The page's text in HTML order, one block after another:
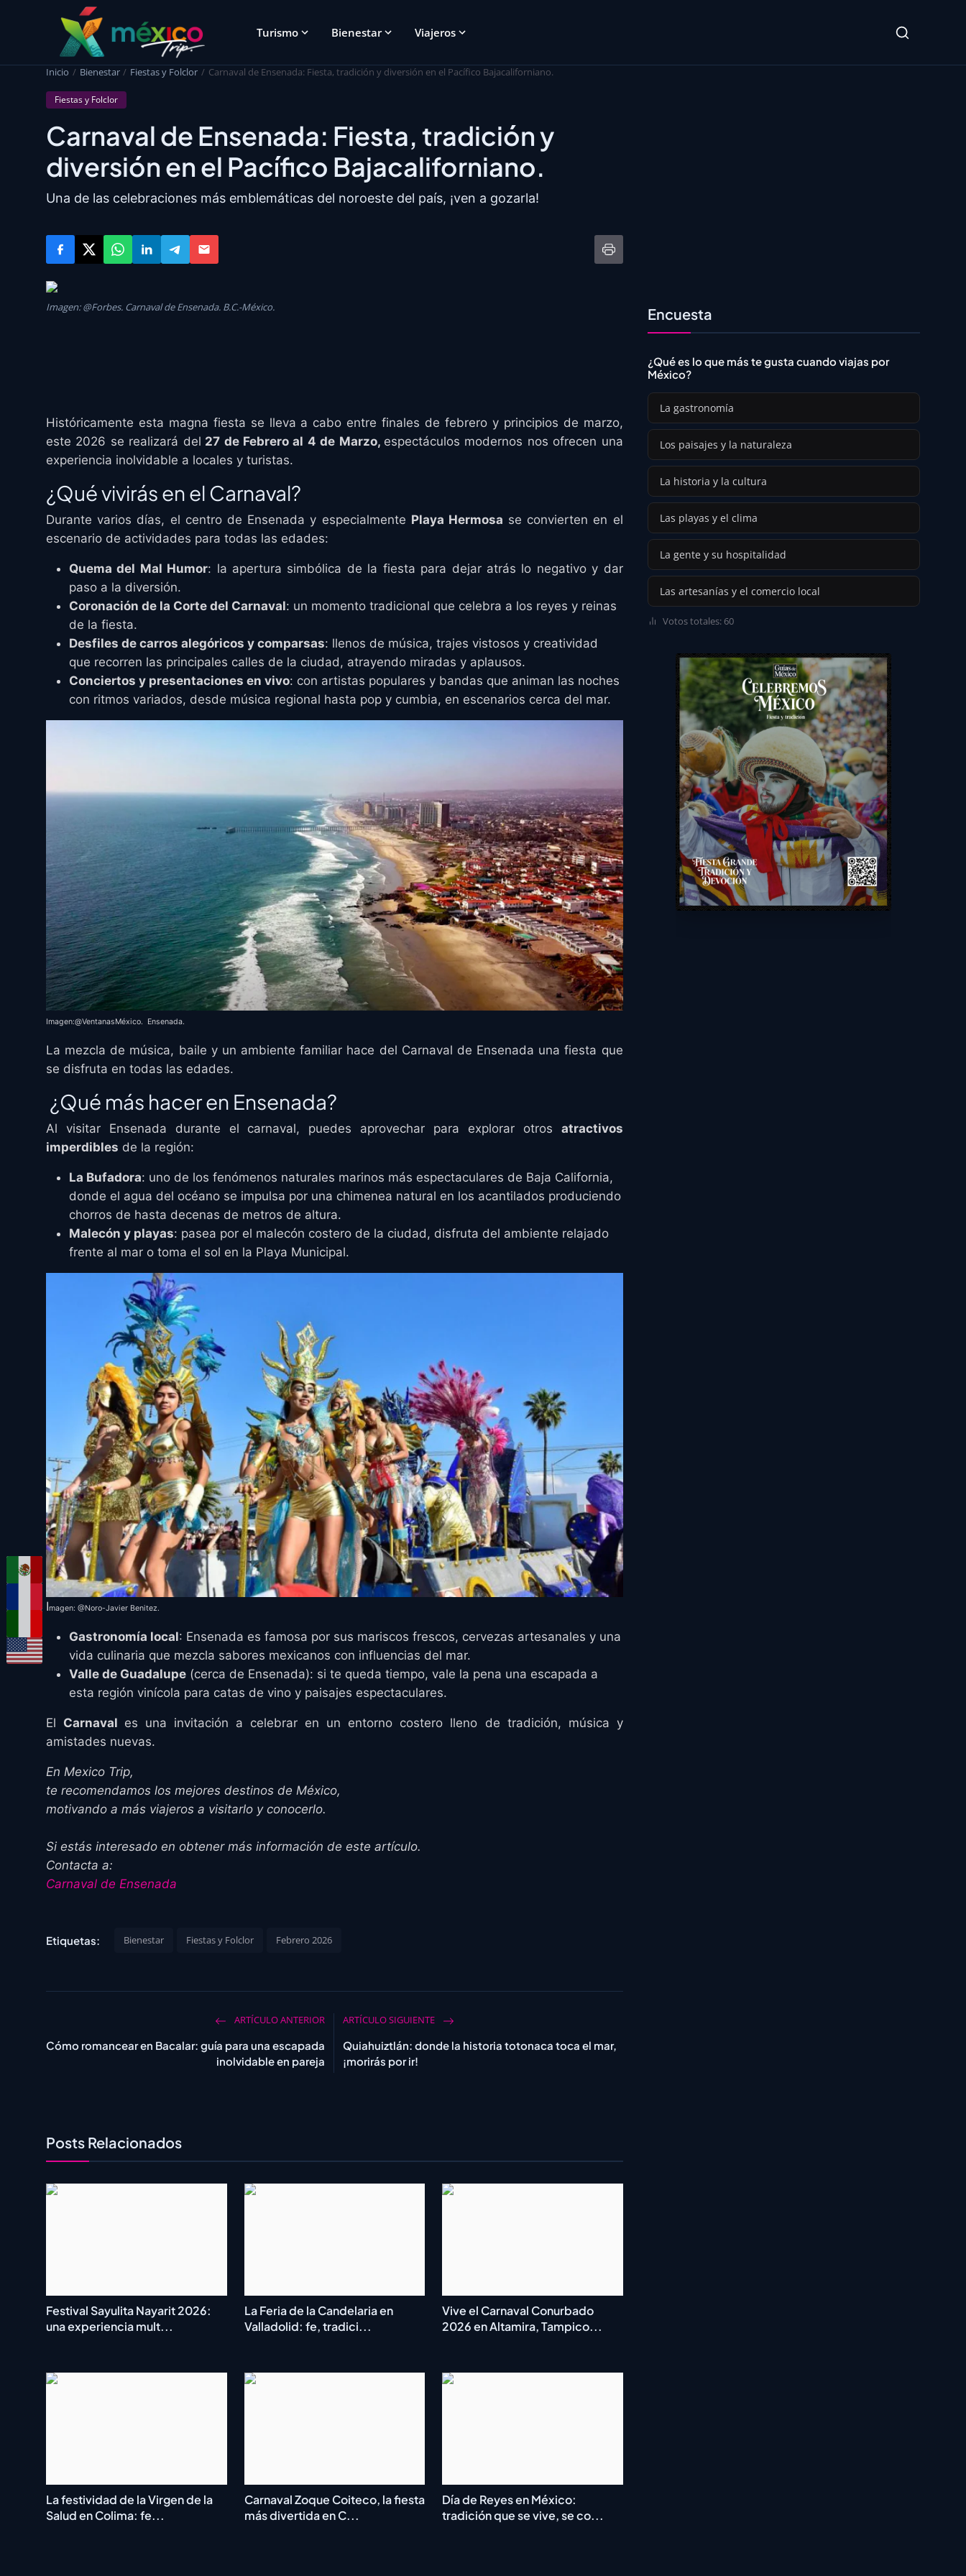
Turismo Bienestar Viajeros
Inicio Bienestar Fiestas y Folclor Carnaval de Ensenada: Fiesta, tradición y diversión en el Pacífico Bajacaliforniano.
Fiestas y Folclor
Carnaval de Ensenada: Fiesta, tradición y
diversión en el Pacífico Bajacaliforniano.
Una de las celebraciones más emblemáticas del noroeste del país, ¡ven a gozarla!
Imagen: @Forbes. Carnaval de Ensenada. B.C.-México.
Históricamente esta magna fiesta se lleva a cabo entre finales de febrero y principios de marzo,
este 2026 se realizará del 27 de Febrero al 4 de Marzo, espectáculos modernos nos ofrecen una
experiencia inolvidable a locales y turistas.
¿Qué vivirás en el Carnaval?
Durante varios días, el centro de Ensenada y especialmente Playa Hermosa se convierten en el
escenario de actividades para todas las edades:
Quema del Mal Humor: la apertura simbólica de la fiesta para dejar atrás lo negativo y dar
paso a la diversión.
Coronación de la Corte del Carnaval: un momento tradicional que celebra a los reyes y reinas
de la fiesta.
Desfiles de carros alegóricos y comparsas: llenos de música, trajes vistosos y creatividad
que recorren las principales calles de la ciudad, atrayendo miradas y aplausos.
Conciertos y presentaciones en vivo: con artistas populares y bandas que animan las noches
con ritmos variados, desde música regional hasta pop y cumbia, en escenarios cerca del mar.
Imagen:@VentanasMéxico. Ensenada.
La mezcla de música, baile y un ambiente familiar hace del Carnaval de Ensenada una fiesta que
se disfruta en todas las edades.
¿Qué más hacer en Ensenada?
Al visitar Ensenada durante el carnaval, puedes aprovechar para explorar otros atractivos
imperdibles de la región:
La Bufadora: uno de los fenómenos naturales marinos más espectaculares de Baja California,
donde el agua del océano se impulsa por una chimenea natural en los acantilados produciendo
chorros de hasta decenas de metros de altura.
Malecón y playas: pasea por el malecón costero de la ciudad, disfruta del ambiente relajado
frente al mar o toma el sol en la Playa Municipal.
Imagen: @Noro-Javier Benitez.
Gastronomía local: Ensenada es famosa por sus mariscos frescos, cervezas artesanales y una
vida culinaria que mezcla sabores mexicanos con influencias del mar.
Valle de Guadalupe (cerca de Ensenada): si te queda tiempo, vale la pena una escapada a
esta región vinícola para catas de vino y paisajes espectaculares.
El Carnaval es una invitación a celebrar en un entorno costero lleno de tradición, música y
amistades nuevas.
En Mexico Trip,
te recomendamos los mejores destinos de México,
motivando a más viajeros a visitarlo y conocerlo.
Si estás interesado en obtener más información de este artículo.
Contacta a:
Carnaval de Ensenada
Etiquetas: Bienestar Fiestas y Folclor Febrero 2026
ARTÍCULO ANTERIOR
Cómo romancear en Bacalar: guía para una escapada
inolvidable en pareja
ARTÍCULO SIGUIENTE
Quiahuiztlán: donde la historia totonaca toca el mar,
¡morirás por ir!
Posts Relacionados
Festival Sayulita Nayarit 2026:
una experiencia mult...
La Feria de la Candelaria en
Valladolid: fe, tradici...
Vive el Carnaval Conurbado
2026 en Altamira, Tampico...
La festividad de la Virgen de la
Salud en Colima: fe...
Carnaval Zoque Coiteco, la fiesta
más divertida en C...
Día de Reyes en México:
tradición que se vive, se co...
Encuesta
¿Qué es lo que más te gusta cuando viajas por
México?
La gastronomía
Los paisajes y la naturaleza
La historia y la cultura
Las playas y el clima
La gente y su hospitalidad
Las artesanías y el comercio local
Votos totales: 60